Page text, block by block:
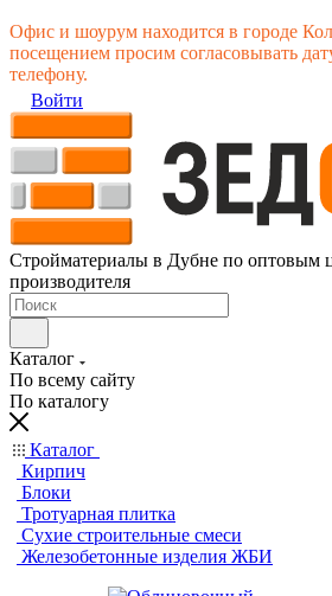
Офис и шоурум находится в городе
посещением просим согласовывать
телефону.
Войти
Стройматериалы в Дубне по оптовым
производителя
Каталог
По всему сайту
По каталогу
Каталог
Кирпич
Блоки
Тротуарная плитка
Сухие строительные смеси
Железобетонные изделия ЖБИ